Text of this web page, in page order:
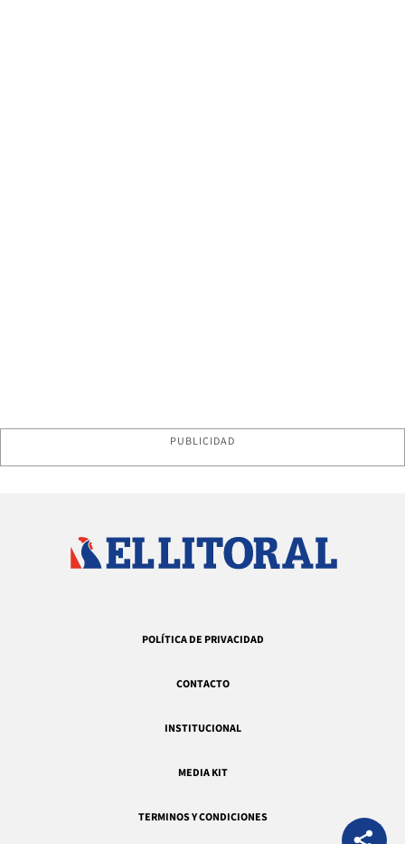
PUBLICIDAD
POLÍTICA DE PRIVACIDAD
CONTACTO
INSTITUCIONAL
MEDIA KIT
TERMINOS Y CONDICIONES